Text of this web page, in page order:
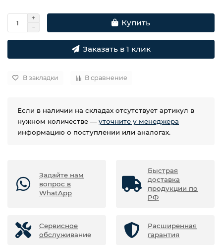
Купить
Заказать в 1 клик
В закладки В сравнение
Если в наличии на складах отсутствует артикул в
нужном количестве —уточните у менеджера
информацию о поступлении или аналогах.
Задайте нам
вопрос в
WhatApp
Быстрая
доставка
продукции по
РФ
Сервисное
обслуживание
Расширенная
гарантия